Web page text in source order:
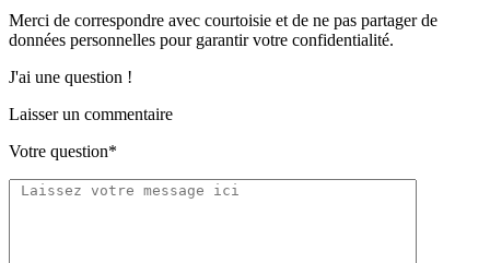
Merci de correspondre avec courtoisie et de ne pas partagerde
données personnelles pour garantir votre confidentialité.
J'ai une question !
Laisser un commentaire
Votre question*